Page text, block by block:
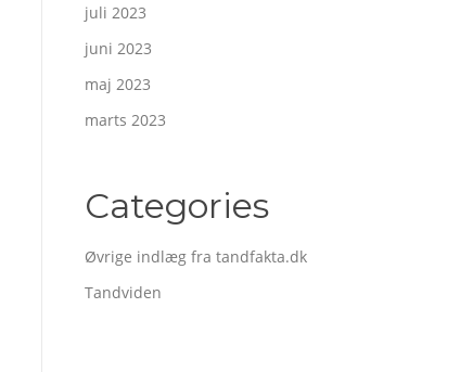
juli 2023
juni 2023
maj 2023
marts 2023
Categories
Øvrige indlæg fra tandfakta.dk
Tandviden